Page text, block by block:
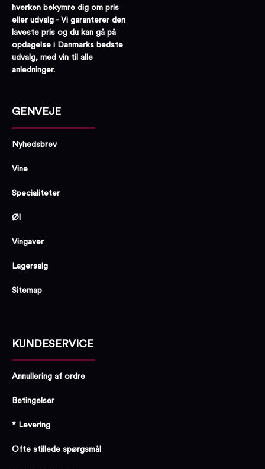
hverken bekymre dig om pris
eller udvalg - Vi garanterer den
laveste pris og du kan gå på
opdagelse i Danmarks bedste
udvalg, med vin til alle
anledninger.
GENVEJE
Nyhedsbrev
Vine
Specialiteter
Øl
Vingaver
Lagersalg
Sitemap
KUNDESERVICE
Annullering af ordre
Betingelser
* Levering
Ofte stillede spørgsmål